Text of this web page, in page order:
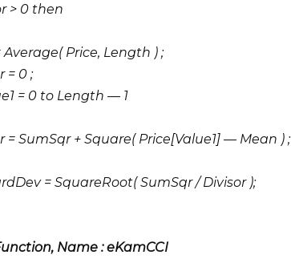
> 0 then
Average( Price, Length ) ;
= 0 ;
= 0 to Length — 1
= SumSqr + Square( Price[Value1] — Mean ) ;
= SquareRoot( SumSqr / Divisor );
Name : eKamCCI